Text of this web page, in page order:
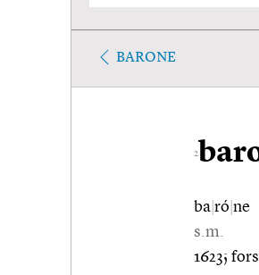
BARONE
2
ba ró ne
s.m.
1623;